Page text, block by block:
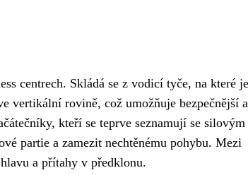
centrech. Skládá se z vodicí tyče, na které je
vertikální rovině, což umožňuje bezpečnější a
kteří se teprve seznamují se silovým
partie a zamezit nechtěnému pohybu. Mezi
a přítahy v předklonu.